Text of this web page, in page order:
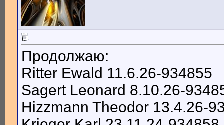
Продолжаю:
Ritter Ewald 11.6.26-934855
Sagert Leonard 8.10.26-
Hizzmann Theodor 13.4.26-